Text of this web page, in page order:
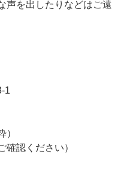
声を出したりなどはご遠
1
）
確認ください）